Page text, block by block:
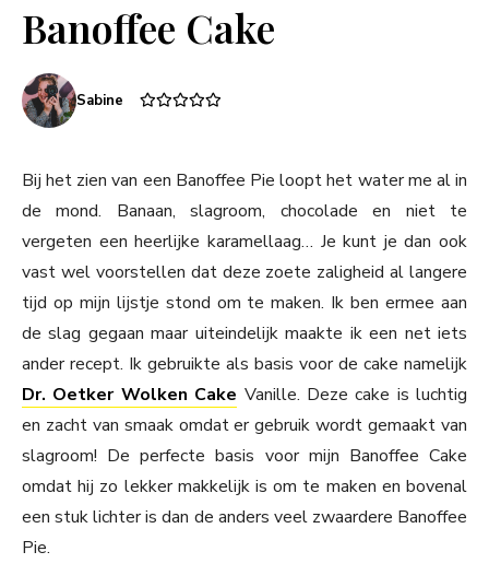
Banoffee Cake
Sabine
Bij het zien van een Banoffee Pie loopt het water me al in
de mond. Banaan, slagroom, chocolade en niet te
vergeten een heerlijke karamellaag… Je kunt je dan ook
vast wel voorstellen dat deze zoete zaligheid al langere
tijd op mijn lijstje stond om te maken. Ik ben ermee aan
de slag gegaan maar uiteindelijk maakte ik een net iets
ander recept. Ik gebruikte als basis voor de cake namelijk
Dr. Oetker Wolken Cake Vanille. Deze cake is luchtig
en zacht van smaak omdat er gebruik wordt gemaakt van
slagroom! De perfecte basis voor mijn Banoffee Cake
omdat hij zo lekker makkelijk is om te maken en bovenal
een stuk lichter is dan de anders veel zwaardere Banoffee
Pie.